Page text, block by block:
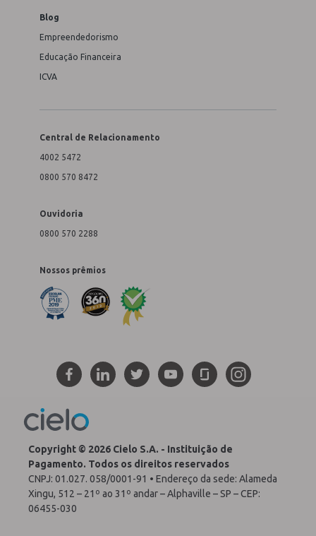
Blog
Empreendedorismo
Educação Financeira
ICVA
Central de Relacionamento
4002 5472
0800 570 8472
Ouvidoria
0800 570 2288
Nossos prêmios
Copyright © 2026 Cielo S.A. - Instituição de
Pagamento. Todos os direitos reservados
CNPJ: 01.027. 058/0001-91 • Endereço da sede: Alameda
Xingu, 512 – 21º ao 31º andar – Alphaville – SP – CEP:
06455-030